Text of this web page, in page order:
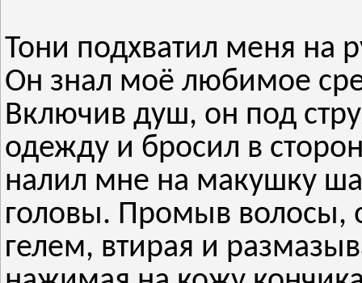
Тони подхватил меня на
Он знал моё любимое
Включив душ, он под
одежду и бросил в
налил мне на макушку
головы. Промыв волосы,
гелем, втирая и